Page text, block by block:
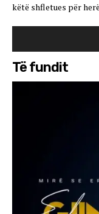
këtë shfletues për
Të fundit